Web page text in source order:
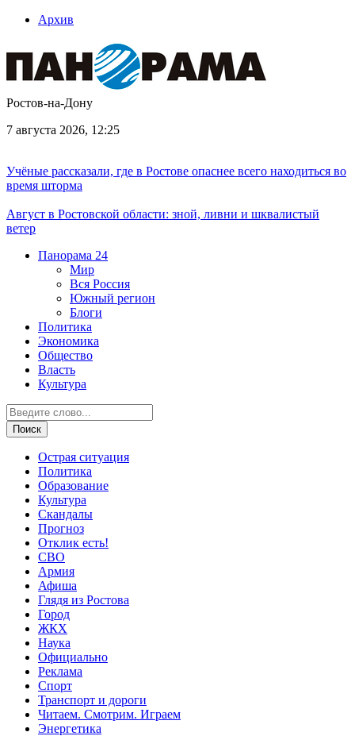
Архив
Ростов-на-Дону
7 августа 2026, 12:25
Учёные рассказали, где в Ростове опаснее всего находиться во
время шторма
Август в Ростовской области: зной, ливни и шквалистый
ветер
Панорама 24
Мир
Вся Россия
Южный регион
Блоги
Политика
Экономика
Общество
Власть
Культура
Острая ситуация
Политика
Образование
Культура
Скандалы
Прогноз
Отклик есть!
СВО
Армия
Афиша
Глядя из Ростова
Город
ЖКХ
Наука
Официально
Реклама
Спорт
Транспорт и дороги
Читаем. Смотрим. Играем
Энергетика